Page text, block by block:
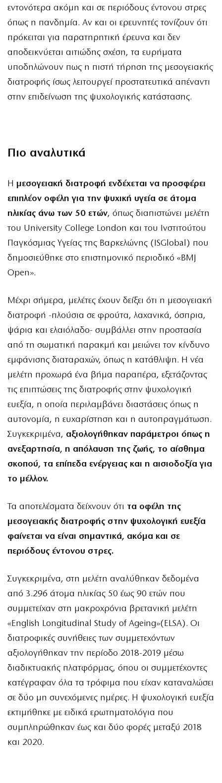
εντονότερα ακόμη και σε περιόδους έντονου στρες
όπως η πανδημία. Αν και οι ερευνητές τονίζουν ότι
πρόκειται για παρατηρητική έρευνα και δεν
αποδεικνύεται αιτιώδης σχέση, τα ευρήματα
υποδηλώνουν πως η πιστή τήρηση της μεσογειακής
διατροφής ίσως λειτουργεί προστατευτικά απέναντι
στην επιδείνωση της ψυχολογικής κατάστασης.
Πιο αναλυτικά
Η μεσογειακή διατροφή ενδέχεται να προσφέρει
επιπλέον οφέλη για την ψυχική υγεία σε άτομα
ηλικίας άνω των 50 ετών, όπως διαπιστώνει μελέτη
του University College London και του Ινστιτούτου
Παγκόσμιας Υγείας της Βαρκελώνης (ISGlobal) που
δημοσιεύθηκε στο επιστημονικό περιοδικό «BMJ
Open».
Μέχρι σήμερα, μελέτες έχουν δείξει ότι η μεσογειακή
διατροφή -πλούσια σε φρούτα, λαχανικά, όσπρια,
ψάρια και ελαιόλαδο- συμβάλλει στην προστασία
από τη σωματική παρακμή και μειώνει τον κίνδυνο
εμφάνισης διαταραχών, όπως η κατάθλιψη. Η νέα
μελέτη προχωρά ένα βήμα παραπέρα, εξετάζοντας
τις επιπτώσεις της διατροφής στην ψυχολογική
ευεξία, η οποία περιλαμβάνει διαστάσεις όπως η
αυτονομία, η ευχαρίστηση και η αυτοπραγμάτωση.
Συγκεκριμένα, αξιολογήθηκαν παράμετροι όπως η
ανεξαρτησία, η απόλαυση της ζωής, το αίσθημα
σκοπού, τα επίπεδα ενέργειας και η αισιοδοξία για
το μέλλον.
Τα αποτελέσματα δείχνουν ότι τα οφέλη της
μεσογειακής διατροφής στην ψυχολογική ευεξία
φαίνεται να είναι σημαντικά, ακόμα και σε
περιόδους έντονου στρες.
Συγκεκριμένα, στη μελέτη αναλύθηκαν δεδομένα
από 3.296 άτομα ηλικίας 50 έως 90 ετών που
συμμετείχαν στη μακροχρόνια βρετανική μελέτη
«English Longitudinal Study of Ageing»(ELSA). Οι
διατροφικές συνήθειες των συμμετεχόντων
αξιολογήθηκαν την περίοδο 2018-2019 μέσω
διαδικτυακής πλατφόρμας, όπου οι συμμετέχοντες
κατέγραφαν όλα τα τρόφιμα που είχαν καταναλώσει
σε δύο μη συνεχόμενες ημέρες. Η ψυχολογική ευεξία
εκτιμήθηκε με ειδικά ερωτηματολόγια που
συμπληρώθηκαν έως και δύο φορές μεταξύ 2018
και 2020.